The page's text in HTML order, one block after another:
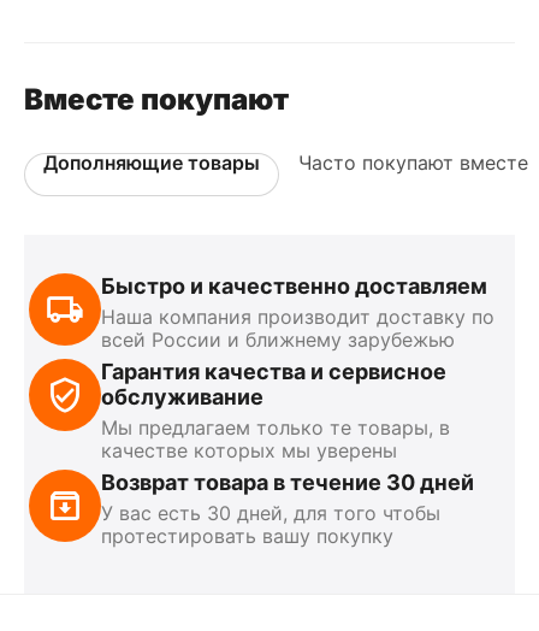
Вместе покупают
Дополняющие товары Часто покупают вместе
Быстро и качественно доставляем
Наша компания производит доставку по
всей России и ближнему зарубежью
Гарантия качества и сервисное
обслуживание
Мы предлагаем только те товары, в
качестве которых мы уверены
Возврат товара в течение 30 дней
У вас есть 30 дней, для того чтобы
протестировать вашу покупку